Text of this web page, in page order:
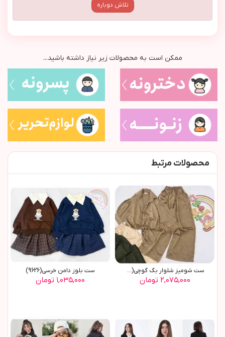
تلاش دوباره
ممکن است به محصولات زیر نیاز داشته باشید...
محصولات مرتبط
ست شومیز شلوار بگ گوچی(9770)
۲,۰۷۵,۰۰۰ تومان
ست بلوز دامن خرسي(9626)
۱,۰۳۵,۰۰۰ تومان